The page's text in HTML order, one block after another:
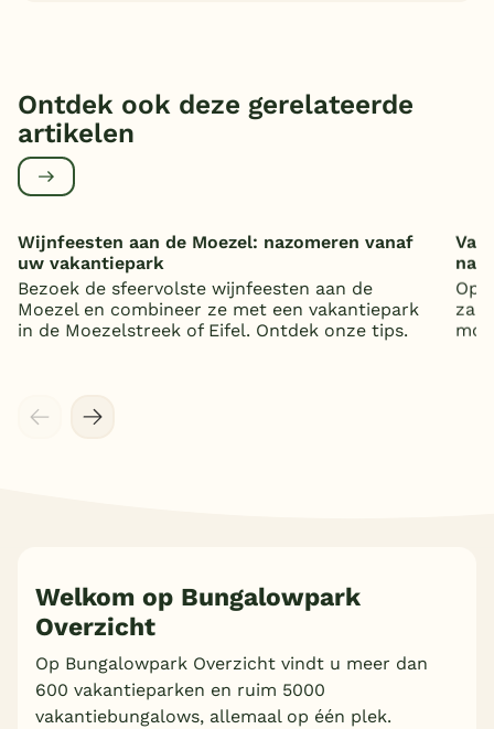
Ontdek ook deze gerelateerde
artikelen
Wijnfeesten aan de Moezel: nazomeren vanaf
uw vakantiepark
Bezoek de sfeervolste wijnfeesten aan de
Moezel en combineer ze met een vakantiepark
in de Moezelstreek of Eifel. Ontdek onze tips.
Op
Welkom op Bungalowpark
Overzicht
Op Bungalowpark Overzicht vindt u meer dan
600 vakantieparken en ruim 5000
vakantiebungalows, allemaal op één plek.